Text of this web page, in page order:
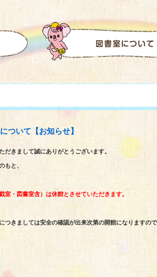
ついて【お知らせ】
だきまして誠にありがとうございます。
もと、
室・図書室含）は休館とさせていただきます。
つきましては安全の確認が出来次第の開館になりますので